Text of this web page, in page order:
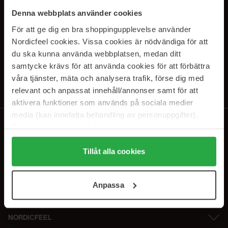
Denna webbplats använder cookies
För att ge dig en bra shoppingupplevelse använder
Nordicfeel cookies. Vissa cookies är nödvändiga för att
du ska kunna använda webbplatsen, medan ditt
samtycke krävs för att använda cookies för att förbättra
våra tjänster, mäta och analysera trafik, förse dig med
relevant och anpassat innehåll/annonser samt för att
aktivera funktioner som används på sociala medier
media (kan innefatta behandling av personuppgifter).
Genom att trycka på "Tillåt alla cookies" accepterar du
alla cookies, medan du under "Detaljer" kan anpassa
användningen av cookies. Du kan när som helst återkalla
samt vår Integritetspolicy.
Tillåt alla cookies
Anpassa
SUBSCRIBE TO OUR
NEWSLETTER
E-postadresse
Ved å abonnere godtar du vårpersonvernerklæring. Du kan melde deg
NORDICFEEL